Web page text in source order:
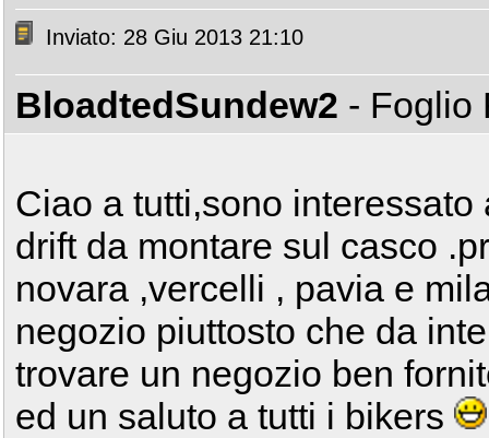
Inviato: 28 Giu 2013 21:10
BloadtedSundew2 - Foglio
Ciao a tutti,sono
drift da montare sul casco
novara ,vercelli , pavia e
negozio piuttosto che da
trovare un negozio ben
ed un saluto a tutti i bikers